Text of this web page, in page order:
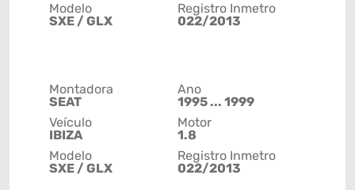
Modelo
SXE / GLX
Registro Inmetro
022/2013
Montadora
SEAT
Veículo
IBIZA
Modelo
SXE / GLX
Ano
1995 ... 1999
Motor
1.8
Registro Inmetro
022/2013